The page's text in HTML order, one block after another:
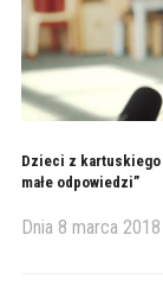
Dzieci z kartuskiego
małe odpowiedzi”
Dnia 8 marca 2018